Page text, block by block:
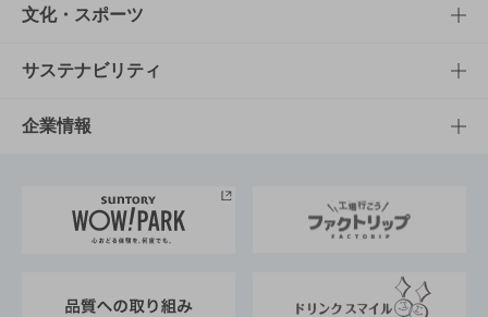
商品一覧
商品発売情報
栄養成分一覧
知る・楽しむTOP
キャンペーン
工場見学
地域情報
文化・スポーツ
文化・スポーツTOP
サントリーホール
サントリーサンバーズ大阪
サステナビリティ
サステナビリティTOP
サントリーが考えるサステナビリティ経営
企業情報
企業概要